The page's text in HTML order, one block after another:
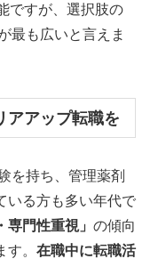
ですが、選択肢の
最も広いと言えま
アアップ転職を
を持ち、管理薬剤
いる方も多い年代で
専門性重視」 の傾向
。 在職中に転職活